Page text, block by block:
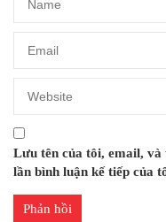
Lưu tên của tôi, email,
lần bình luận kế tiếp của